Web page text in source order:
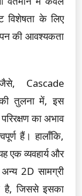
विशेषता के लिए
की आवश्यकता
Cascade
तुलना में, इस
का अभाव
हैं। हालाँकि,
एक व्यवहार्य और
2D सामग्री
है, जिससे इसका